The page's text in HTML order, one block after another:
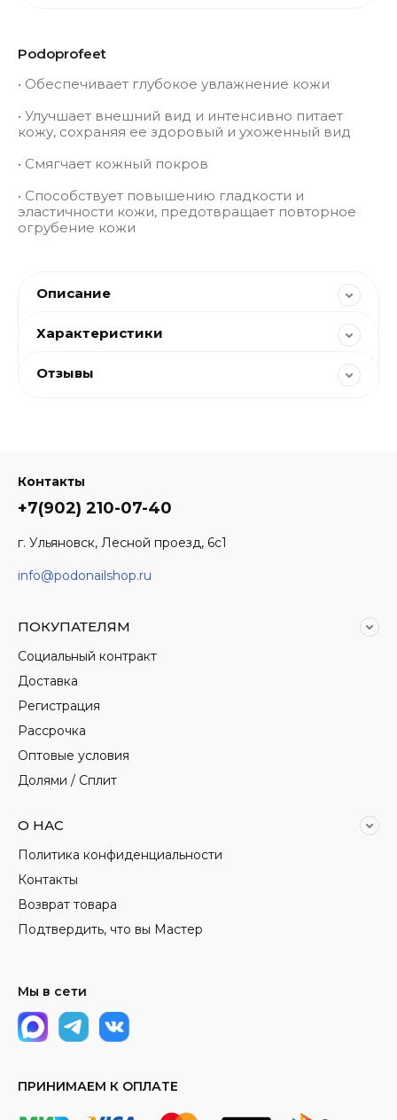
Podoprofeet
• Обеспечивает глубокое увлажнение кожи
• Улучшает внешний вид и интенсивно питает
кожу, сохраняя ее здоровый и ухоженный вид
• Смягчает кожный покров
• Способствует повышению гладкости и
эластичности кожи, предотвращает повторное
огрубение кожи
Описание
Характеристики
Отзывы
Контакты
+7(902) 210-07-40
г. Ульяновск, Лесной проезд, 6с1
info@podonailshop.ru
ПОКУПАТЕЛЯМ
Социальный контракт
Доставка
Регистрация
Рассрочка
Оптовые условия
Долями / Сплит
О НАС
Политика конфиденциальности
Контакты
Возврат товара
Подтвердить, что вы Мастер
Мы в сети
ПРИНИМАЕМ К ОПЛАТЕ